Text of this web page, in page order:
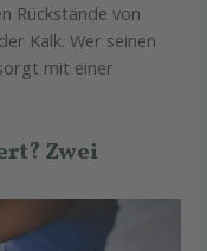
Rückstände von
Kalk. Wer seinen
mit einer
Zwei